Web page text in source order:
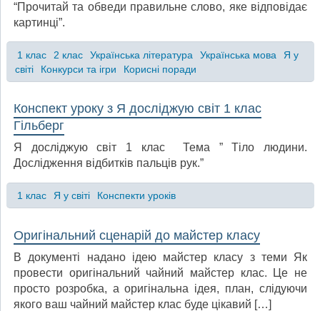
“Прочитай та обведи правильне слово, яке відповідає
картинці”.
1 клас 2 клас Українська література Українська мова
Я у
світі
Конкурси та ігри Корисні поради
Конспект уроку з Я досліджую світ 1 клас
Гільберг
Я досліджую світ 1 клас Тема ” Тіло людини.
Дослідження відбитків пальців рук.”
1 клас Я у світі Конспекти уроків
Оригінальний сценарій до майстер класу
В документі надано ідею майстер класу з теми Як
провести оригінальний чайний майстер клас. Це не
просто розробка, а оригінальна ідея, план, слідуючи
якого ваш чайний майстер клас буде цікавий […]